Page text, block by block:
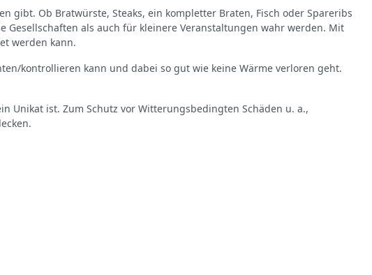
gibt. Ob Bratwürste, Steaks, ein kompletter Braten, Fisch oder Spareribs
als auch für kleinere Veranstaltungen wahr werden. Mit
werden kann.
kontrollieren kann und dabei so gut wie keine Wärme verloren geht.
Unikat ist. Zum Schutz vor Witterungsbedingten Schäden u. a.,